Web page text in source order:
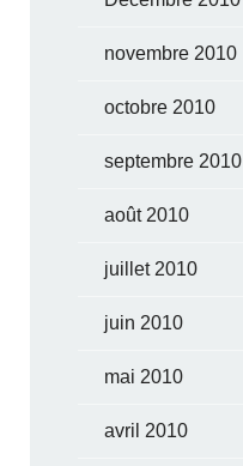
novembre 2010
octobre 2010
septembre 2010
août 2010
juillet 2010
juin 2010
mai 2010
avril 2010